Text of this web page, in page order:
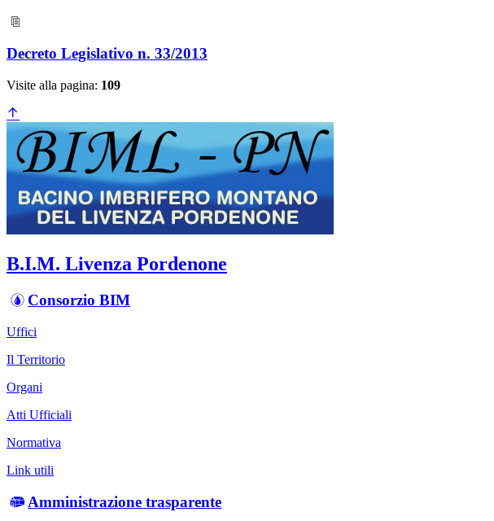
Decreto Legislativo n. 33/2013
Visite alla pagina: 109
B.I.M. Livenza Pordenone
Consorzio BIM
Uffici
Il Territorio
Organi
Atti Ufficiali
Normativa
Link utili
Amministrazione trasparente